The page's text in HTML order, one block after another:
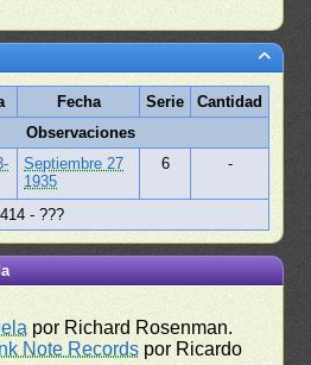
Fecha Serie
Cantidad
Observaciones
Septiembre 27
1935
6 -
- ???
por Richard Rosenman.
Note Records por Ricardo